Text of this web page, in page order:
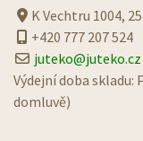
K Vechtru 1004,
+420 777 207 524
juteko@juteko.cz
Výdejní doba skladu:
domluvě)